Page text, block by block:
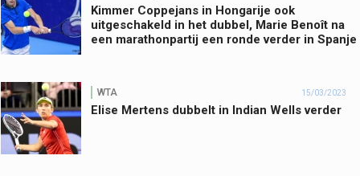
Kimmer Coppejans in Hongarije ook
uitgeschakeld in het dubbel, Marie Benoît na
een marathonpartij een ronde verder in Spanje
WTA 15/03/2023
Elise Mertens dubbelt in Indian Wells verder